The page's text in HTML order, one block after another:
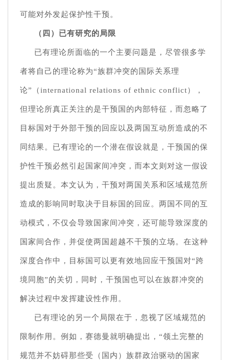
可能对外发起保护性干预。
（四）已有研究的局限
已有理论所面临的一个主要问题是，尽管很多学
者将自己的理论称为“族群冲突的国际关系理
论”（international relations of ethnic conflict），
但理论所真正关注的是干预国的内部特征，而忽略了
目标国对于外部干预的回应以及两国互动所造成的不
同结果。已有理论的一个潜在假设就是，干预国的保
护性干预必然引起国家间冲突，而本文则对这一假设
提出质疑。本文认为，干预对两国关系和区域规范所
造成的影响同时取决于目标国的回应。两国不同的互
动模式，不仅会导致国家间冲突，还可能导致深度的
国家间合作，并促使两国超越不干预的立场。在这种
深度合作中，目标国可以更有效地回应干预国对“跨
境同胞”的关切，同时，干预国也可以在族群冲突的
解决过程中发挥建设性作用。
已有理论的另一个局限在于，忽视了区域规范的
限制作用。例如，赛德曼就明确提出，“领土完整的
规范并不妨碍那些受（国内）族群政治驱动的国家